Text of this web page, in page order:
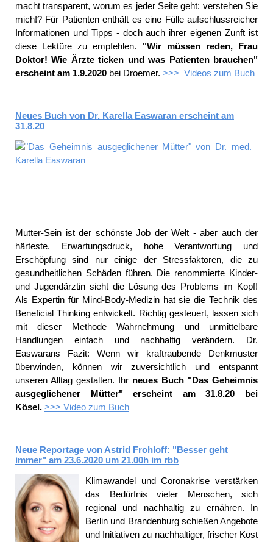
macht transparent, worum es jeder Seite geht: verstehen Sie
mich!? Für Patienten enthält es eine Fülle aufschlussreicher
Informationen und Tipps - doch auch ihrer eigenen Zunft ist
diese Lektüre zu empfehlen. "Wir müssen reden, Frau
Doktor! Wie Ärzte ticken und was Patienten brauchen"
erscheint am 1.9.2020 bei Droemer. >>> Videos zum Buch
Neues Buch von Dr. Karella Easwaran erscheint am
31.8.20
Mutter-Sein ist der schönste Job der Welt - aber auch der
härteste. Erwartungsdruck, hohe Verantwortung und
Erschöpfung sind nur einige der Stressfaktoren, die zu
gesundheitlichen Schäden führen. Die renommierte Kinder-
und Jugendärztin sieht die Lösung des Problems im Kopf!
Als Expertin für Mind-Body-Medizin hat sie die Technik des
Beneficial Thinking entwickelt. Richtig gesteuert, lassen sich
mit dieser Methode Wahrnehmung und unmittelbare
Handlungen einfach und nachhaltig verändern. Dr.
Easwarans Fazit: Wenn wir kraftraubende Denkmuster
überwinden, können wir zuversichtlich und entspannt
unseren Alltag gestalten. Ihr neues Buch "Das Geheimnis
ausgeglichener Mütter" erscheint am 31.8.20 bei
Kösel. >>> Video zum Buch
Neue Reportage von Astrid Frohloff: "Besser geht
immer" am 23.6.2020 um 21.00h im rbb
Klimawandel und Coronakrise verstärken
das Bedürfnis vieler Menschen, sich
regional und nachhaltig zu ernähren. In
Berlin und Brandenburg schießen Angebote
und Initiativen zu nachhaltiger, frischer Kost